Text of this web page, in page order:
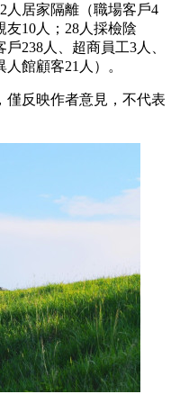
人居家隔離（職場客戶4
友10人；28人採檢陰
238人、超商員工3人、
館顧客21人）。
僅反映作者意見，不代表